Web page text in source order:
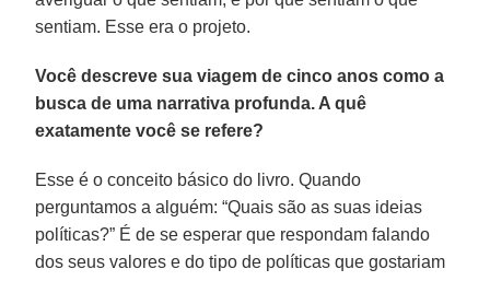
sentiam. Esse era o projeto.
Você descreve sua viagem de cinco anos como a
busca de uma narrativa profunda. A quê
exatamente você se refere?
Esse é o conceito básico do livro. Quando
perguntamos a alguém: “Quais são as suas ideias
políticas?” É de se esperar que respondam falando
dos seus valores e do tipo de políticas que gostariam